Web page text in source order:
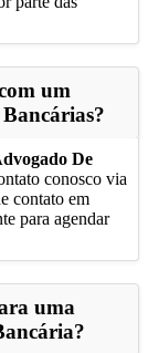
um
Bancárias?
De
conosco via
contato em
para agendar
uma